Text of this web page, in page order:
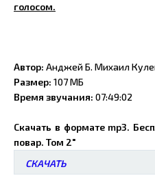
голосом.
Автор: Анджей Б. Михаил
Размер: 107 МБ
Время звучания: 07:49:02
Скачать в формате mp3.
повар. Том 2"
СКАЧАТЬ